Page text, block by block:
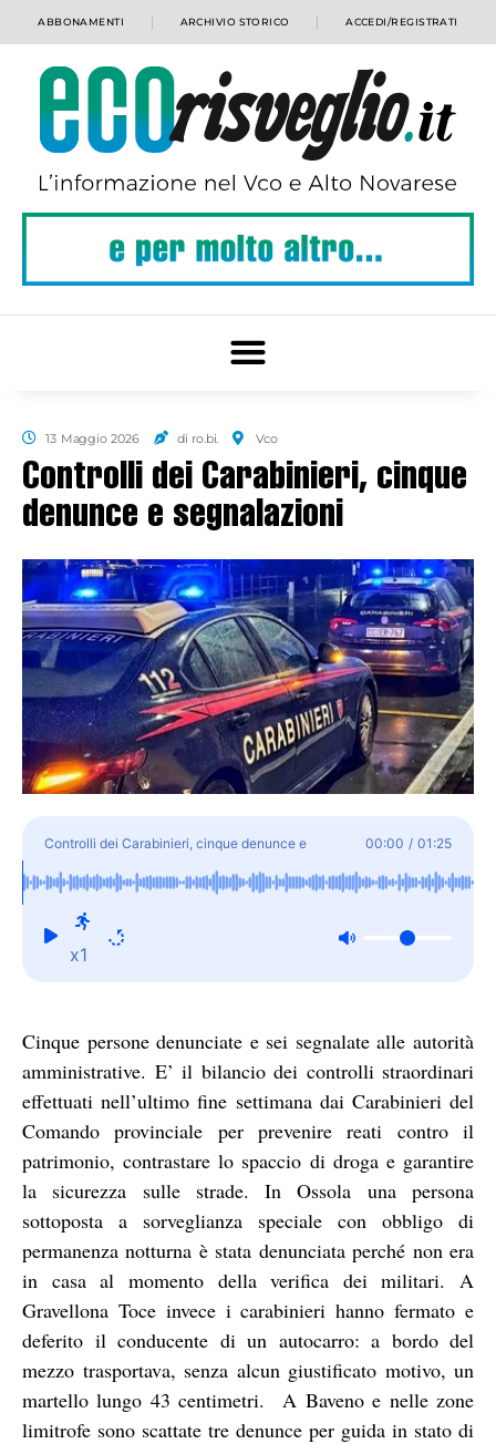
ABBONAMENTI ARCHIVIO STORICO ACCEDI/REGISTRATI
13 Maggio 2026 di ro.bi. Vco
Controlli dei Carabinieri, cinque
denunce e segnalazioni
Controlli dei Carabinieri, cinque denunce e
segnalazioni
00:00 / 01:25
x1
Cinque persone denunciate e sei segnalate alle autorità
amministrative. E’ il bilancio dei controlli straordinari
effettuati nell’ultimo fine settimana dai Carabinieri del
Comando provinciale per prevenire reati contro il
patrimonio, contrastare lo spaccio di droga e garantire
la sicurezza sulle strade. In Ossola una persona
sottoposta a sorveglianza speciale con obbligo di
permanenza notturna è stata denunciata perché non era
in casa al momento della verifica dei militari. A
Gravellona Toce invece i carabinieri hanno fermato e
deferito il conducente di un autocarro: a bordo del
mezzo trasportava, senza alcun giustificato motivo, un
martello lungo 43 centimetri. A Baveno e nelle zone
limitrofe sono scattate tre denunce per guida in stato di